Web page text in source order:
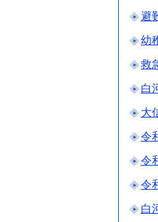
避
幼
救
白
大
令
令
令
白